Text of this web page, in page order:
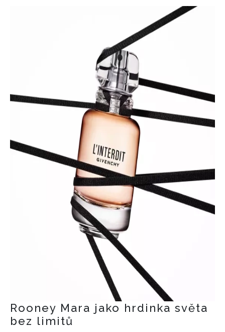
INFORMACE
REDAKCE
Rooney Mara jako hrdinka světa
bez limitů